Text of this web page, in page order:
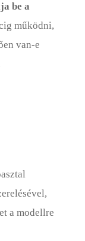
be a
működni,
van-e
a modellre